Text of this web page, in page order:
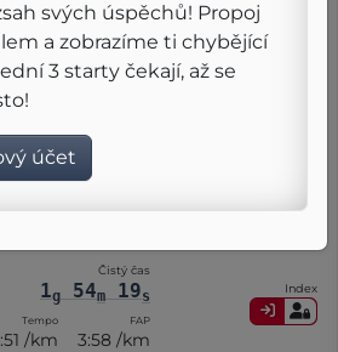
25k
Bluetrail
Čistý čas
1g54m19s
Tempo
/km
FAP
3:58 /km
Index
svých úspěchů! Propoj
a zobrazíme ti chybějící
3 starty čekají, až se
účet